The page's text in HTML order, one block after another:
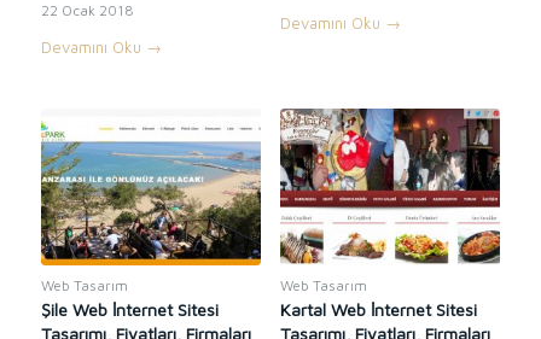
22 Ocak 2018
Devamını Oku →
Devamını Oku →
Web Tasarım
Şile Web İnternet Sitesi
Tasarımı, Fiyatları, Firmaları
Web Tasarım
Kartal Web İnternet Sitesi
Tasarımı, Fiyatları, Firmaları